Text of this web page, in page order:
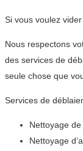
Si vous voulez
Nous respectons
des services de
seule chose que
Services de
Nettoyage
Nettoyage